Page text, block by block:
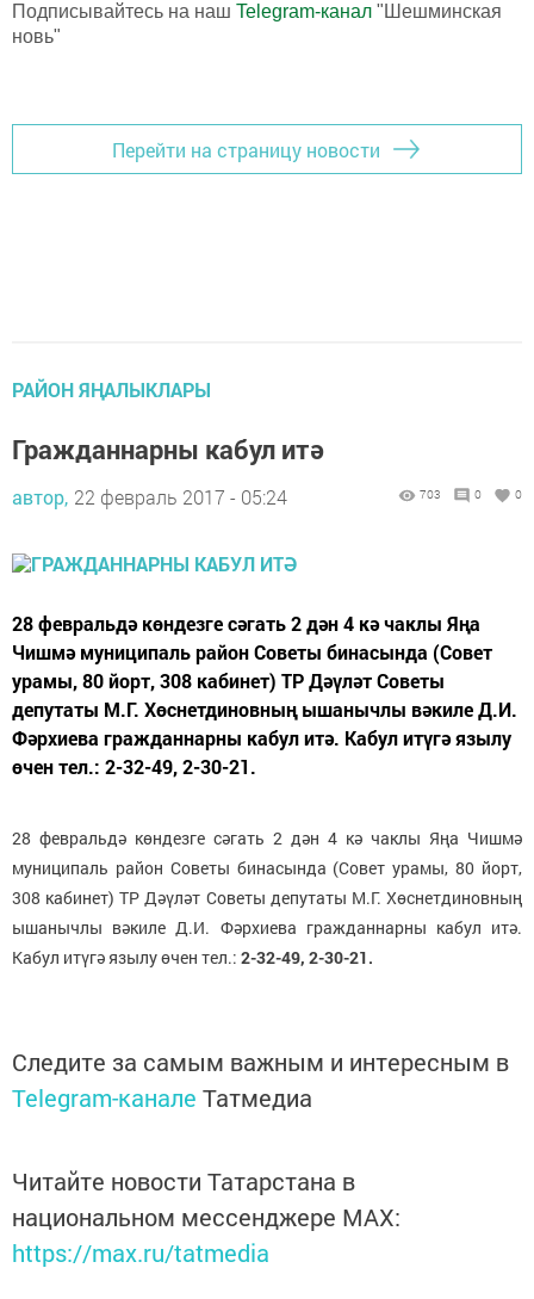
Подписывайтесь на наш Telegram-канал "Шешминская
новь"
Перейти на страницу новости
РАЙОН ЯҢАЛЫКЛАРЫ
Гражданнарны кабул итә
автор, 22 февраль 2017 - 05:24 703 0 0
28 февральдә көндезге сәгать 2 дән 4 кә чаклы Яңа
Чишмә муниципаль район Советы бинасында (Совет
урамы, 80 йорт, 308 кабинет) ТР Дәүләт Советы
депутаты М.Г. Хөснетдиновның ышанычлы вәкиле Д.И.
Фәрхиева гражданнарны кабул итә. Кабул итүгә язылу
өчен тел.: 2-32-49, 2-30-21.
28 февральдә көндезге сәгать 2 дән 4 кә чаклы Яңа Чишмә
муниципаль район Советы бинасында (Совет урамы, 80 йорт,
308 кабинет) ТР Дәүләт Советы депутаты М.Г. Хөснетдиновның
ышанычлы вәкиле Д.И. Фәрхиева гражданнарны кабул итә.
Кабул итүгә язылу өчен тел.: 2-32-49, 2-30-21.
Следите за самым важным и интересным в
Telegram-канале Татмедиа
Читайте новости Татарстана в
национальном мессенджере MАХ:
https://max.ru/tatmedia